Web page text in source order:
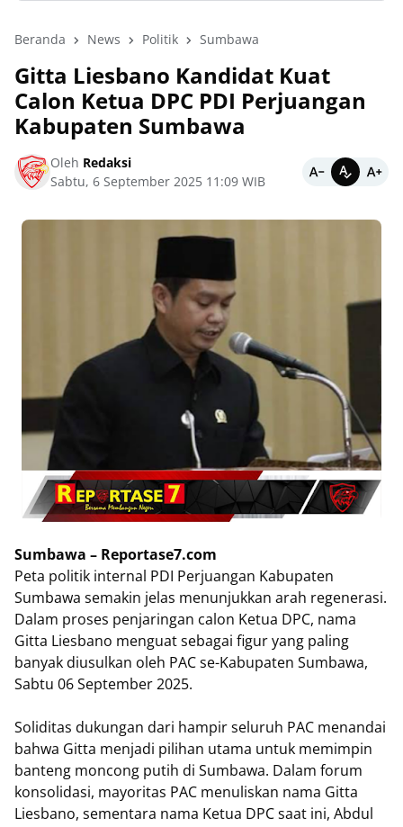
Beranda News Politik Sumbawa
Gitta Liesbano Kandidat Kuat
Calon Ketua DPC PDI Perjuangan
Kabupaten Sumbawa
Oleh Redaksi
Sabtu, 6 September 2025 11:09 WIB
Sumbawa – Reportase7.com
Peta politik internal PDI Perjuangan Kabupaten
Sumbawa semakin jelas menunjukkan arah regenerasi.
Dalam proses penjaringan calon Ketua DPC, nama
Gitta Liesbano menguat sebagai figur yang paling
banyak diusulkan oleh PAC se-Kabupaten Sumbawa,
Sabtu 06 September 2025.
Soliditas dukungan dari hampir seluruh PAC menandai
bahwa Gitta menjadi pilihan utama untuk memimpin
banteng moncong putih di Sumbawa. Dalam forum
konsolidasi, mayoritas PAC menuliskan nama Gitta
Liesbano, sementara nama Ketua DPC saat ini, Abdul